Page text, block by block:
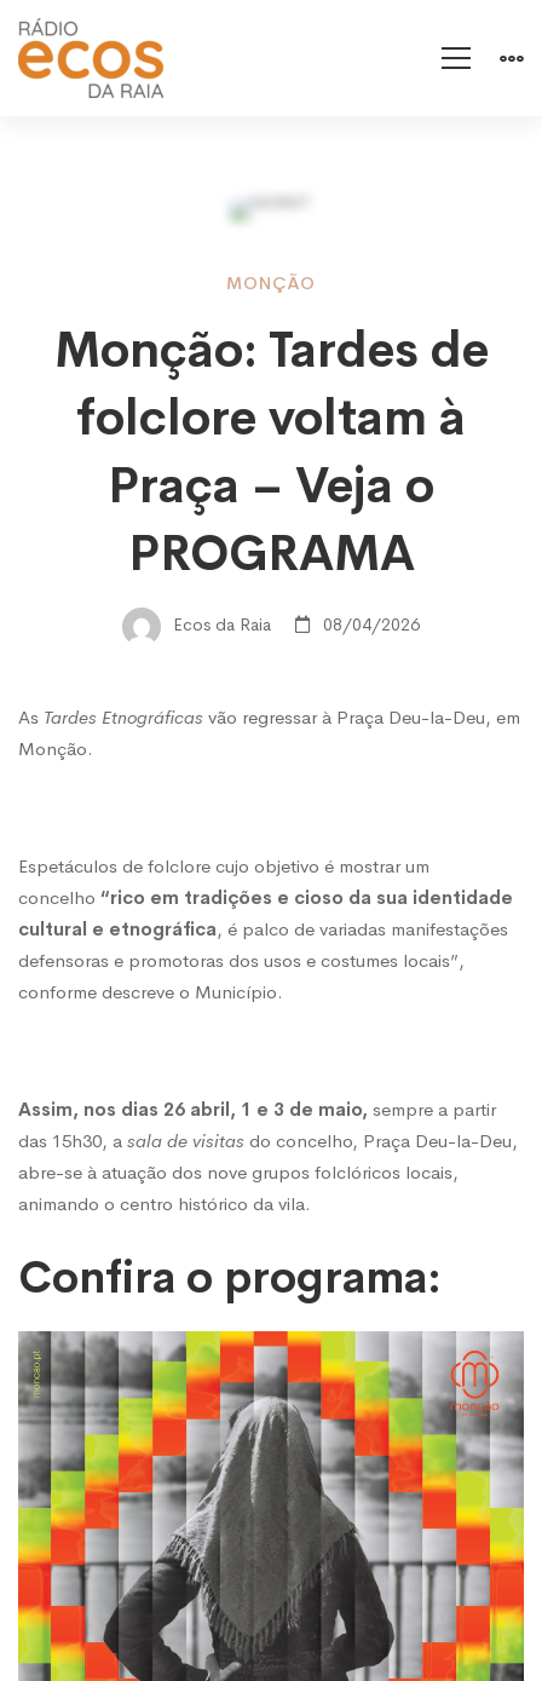
Monção:
Tardes
folclore
voltam
à
–
Veja
PROGRAMA
MONÇÃO
Monção: Tardes de
folclore voltam à
Praça – Veja o
PROGRAMA
Ecos da Raia 08/04/2026
As Tardes Etnográficas vão regressar à Praça Deu-la-Deu, em
Monção.
Espetáculos de folclore cujo objetivo é mostrar um
concelho “rico em tradições e cioso da sua identidade
cultural e etnográfica, é palco de variadas manifestações
defensoras e promotoras dos usos e costumes locais”,
conforme descreve o Município.
Assim, nos dias 26 abril, 1 e 3 de maio, sempre a partir
das 15h30, a sala de visitas do concelho, Praça Deu-la-Deu,
abre-se à atuação dos nove grupos folclóricos locais,
animando o centro histórico da vila.
Confira o programa: